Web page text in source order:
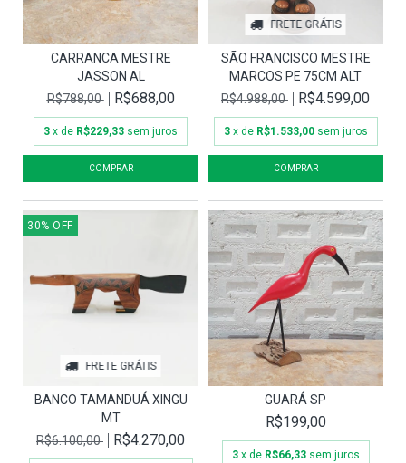
CARRANCA MESTRE
JASSON AL
R$788,00
R$688,00
3 x de R$229,33 sem juros
FRETE GRÁTIS
SÃO FRANCISCO MESTRE
MARCOS PE 75CM ALT
R$4.988,00
R$4.599,00
3 x de R$1.533,00 sem juros
30% OFF
FRETE GRÁTIS
BANCO TAMANDUÁ XINGU
MT
R$6.100,00
R$4.270,00
GUARÁ SP
R$199,00
3 x de R$66,33 sem juros